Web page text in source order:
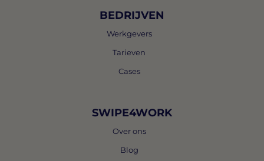
BEDRIJVEN
Werkgevers
Tarieven
Cases
SWIPE4WORK
Over ons
Blog